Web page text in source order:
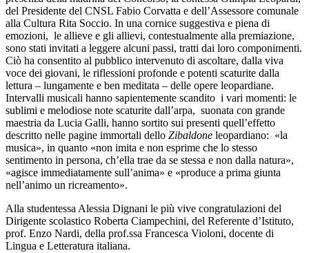
del Presidente del CNSL Fabio Corvatta e dell’Assessore comunale
alla Cultura Rita Soccio. In una cornice suggestiva e piena di
emozioni, le allieve e gli allievi, contestualmente alla premiazione,
sono stati invitati a leggere alcuni passi, tratti dai loro componimenti.
Ciò ha consentito al pubblico intervenuto di ascoltare, dalla viva
voce dei giovani, le riflessioni profonde e potenti scaturite dalla
lettura – lungamente e ben meditata – delle opere leopardiane.
Intervalli musicali hanno sapientemente scandito i vari momenti: le
sublimi e melodiose note scaturite dall’arpa, suonata con grande
maestria da Lucia Galli, hanno sortito sui presenti quell’effetto
descritto nelle pagine immortali dello Zibaldone leopardiano: «la
musica», in quanto «non imita e non esprime che lo stesso
sentimento in persona, ch’ella trae da se stessa e non dalla natura»,
«agisce immediatamente sull’anima» e «produce a prima giunta
nell’animo un ricreamento».
Alla studentessa Alessia Dignani le più vive congratulazioni del
Dirigente scolastico Roberta Ciampechini, del Referente d’Istituto,
prof. Enzo Nardi, della prof.ssa Francesca Violoni, docente di
Lingua e Letteratura italiana.